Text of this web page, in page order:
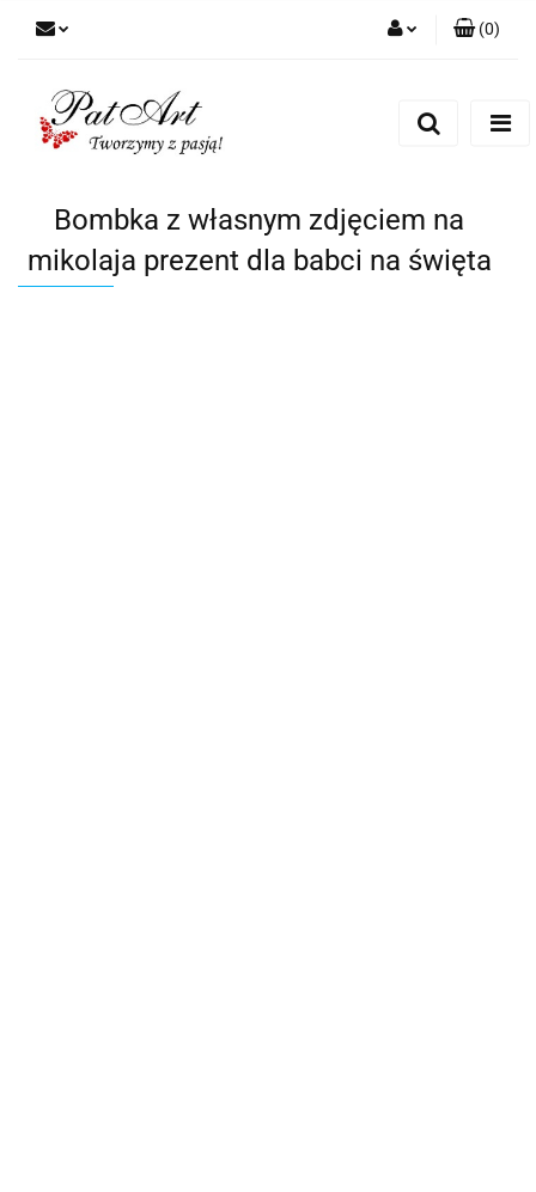
(0)
Bombka z własnym zdjęciem na
mikolaja prezent dla babci na święta